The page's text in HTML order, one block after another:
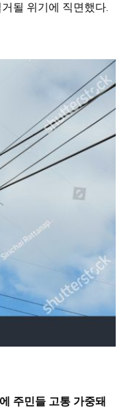
될 위기에 직면했다.
주민들 고통 가중돼